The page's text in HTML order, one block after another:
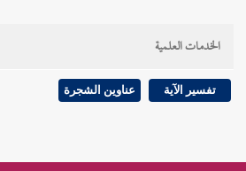
الخدمات العلمية
تفسير الآية عناوين الشجرة